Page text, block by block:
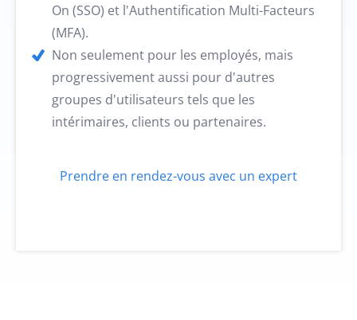
On (SSO) et l'Authentification Multi-Facteurs
(MFA).
Non seulement pour les employés, mais
progressivement aussi pour d'autres
groupes d'utilisateurs tels que les
intérimaires, clients ou partenaires.
Prendre en rendez-vous avec un expert